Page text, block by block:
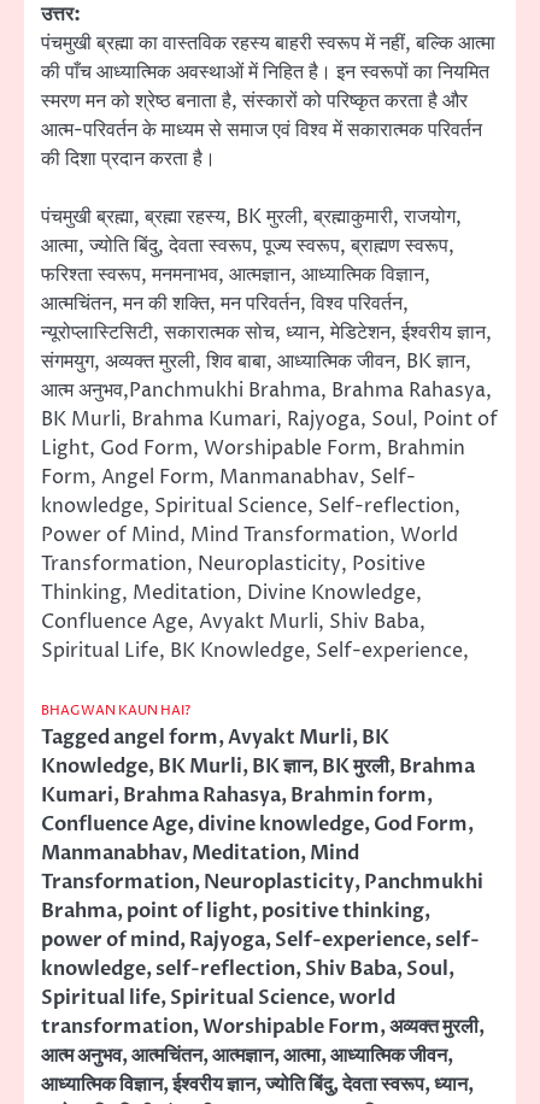
उत्तर:
पंचमुखी ब्रह्मा का वास्तविक रहस्य बाहरी स्वरूप में नहीं, बल्कि आत्मा
की पाँच आध्यात्मिक अवस्थाओं में निहित है। इन स्वरूपों का नियमित
स्मरण मन को श्रेष्ठ बनाता है, संस्कारों को परिष्कृत करता है और
आत्म-परिवर्तन के माध्यम से समाज एवं विश्व में सकारात्मक परिवर्तन
की दिशा प्रदान करता है।
पंचमुखी ब्रह्मा, ब्रह्मा रहस्य, BK मुरली, ब्रह्माकुमारी, राजयोग,
आत्मा, ज्योति बिंदु, देवता स्वरूप, पूज्य स्वरूप, ब्राह्मण स्वरूप,
फरिश्ता स्वरूप, मनमनाभव, आत्मज्ञान, आध्यात्मिक विज्ञान,
आत्मचिंतन, मन की शक्ति, मन परिवर्तन, विश्व परिवर्तन,
न्यूरोप्लास्टिसिटी, सकारात्मक सोच, ध्यान, मेडिटेशन, ईश्वरीय ज्ञान,
संगमयुग, अव्यक्त मुरली, शिव बाबा, आध्यात्मिक जीवन, BK ज्ञान,
आत्म अनुभव,Panchmukhi Brahma, Brahma Rahasya,
BK Murli, Brahma Kumari, Rajyoga, Soul, Point of
Light, God Form, Worshipable Form, Brahmin
Form, Angel Form, Manmanabhav, Self-
knowledge, Spiritual Science, Self-reflection,
Power of Mind, Mind Transformation, World
Transformation, Neuroplasticity, Positive
Thinking, Meditation, Divine Knowledge,
Confluence Age, Avyakt Murli, Shiv Baba,
Spiritual Life, BK Knowledge, Self-experience,
BHAGWAN KAUN HAI?
Taggedangel form,Avyakt Murli,BK
Knowledge,BK Murli,BK ज्ञान,BK मुरली,Brahma
Kumari,Brahma Rahasya,Brahmin form,
Confluence Age,divine knowledge,God Form,
Manmanabhav,Meditation,Mind
Transformation,Neuroplasticity,Panchmukhi
Brahma,point of light,positive thinking,
power of mind,Rajyoga,Self-experience,self-
knowledge,self-reflection,Shiv Baba,Soul,
Spiritual life,Spiritual Science,world
transformation,Worshipable Form,अव्यक्त मुरली,
आत्म अनुभव,आत्मचिंतन,आत्मज्ञान,आत्मा,आध्यात्मिक जीवन,
आध्यात्मिक विज्ञान,ईश्वरीय ज्ञान,ज्योति बिंदु,देवता स्वरूप,ध्यान,